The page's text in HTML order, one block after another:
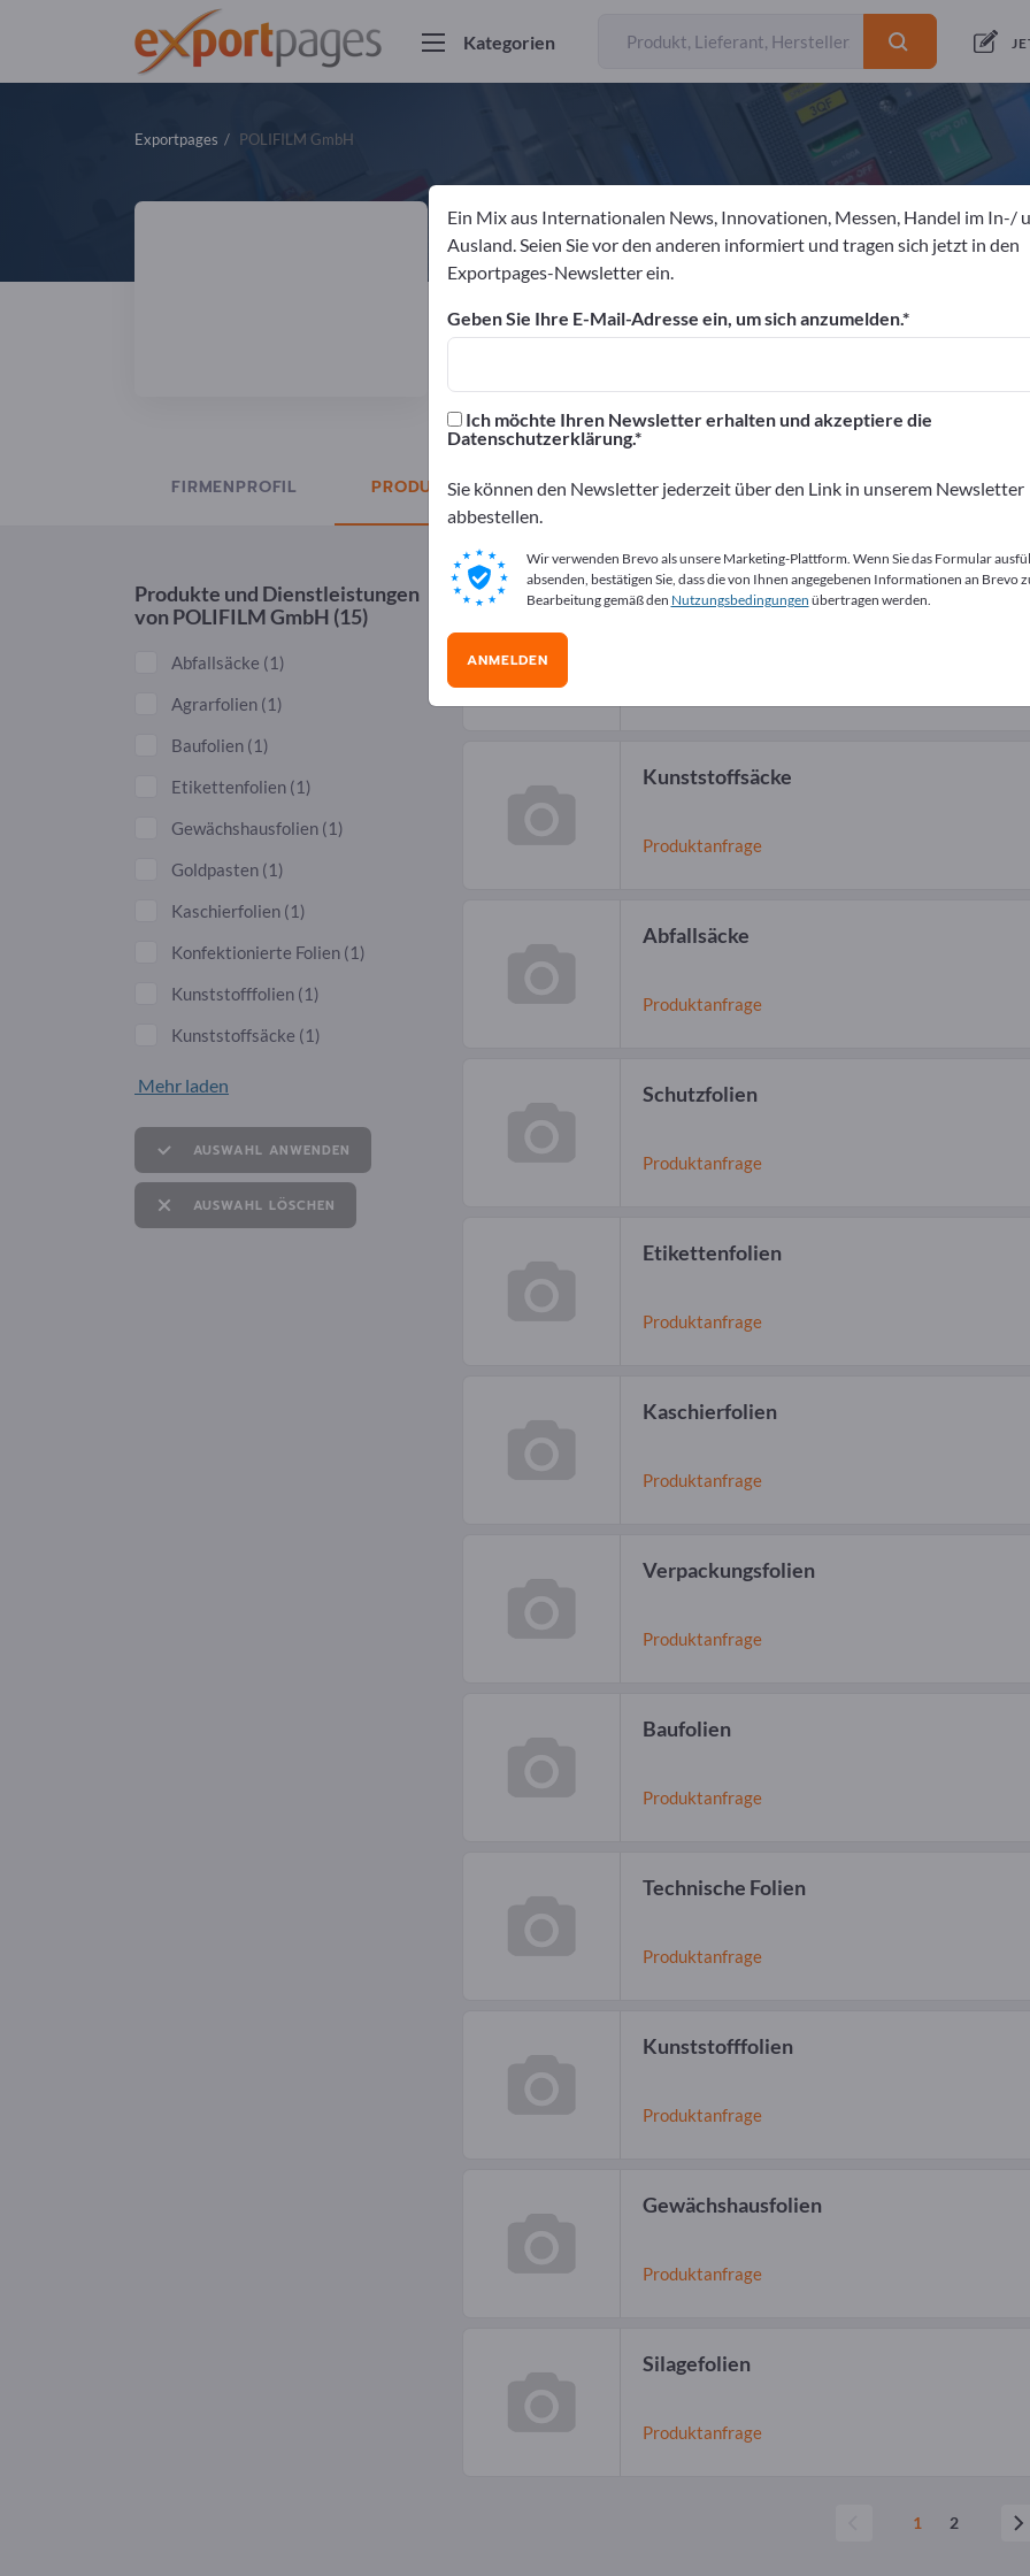
Kategorien
Exportpages POLIFILM GmbH
POLIFILM GmbH
Hersteller Deutschland Website Anfrage senden
FIRMENPROFIL PRODUKTE
Produkte und Dienstleistungen
von POLIFILM GmbH (15)
Abfallsäcke (1)
Agrarfolien (1)
Baufolien (1)
Etikettenfolien (1)
Gewächshausfolien (1)
Goldpasten (1)
Kaschierfolien (1)
Konfektionierte Folien (1)
Kunststofffolien (1)
Kunststoffsäcke (1)
Mehr laden
AUSWAHL ANWENDEN
AUSWAHL LÖSCHEN
Kunststoffsäcke
Produktanfrage
Abfallsäcke
Produktanfrage
Schutzfolien
Produktanfrage
Etikettenfolien
Produktanfrage
Kaschierfolien
Produktanfrage
Verpackungsfolien
Produktanfrage
Baufolien
Produktanfrage
Technische Folien
Produktanfrage
Kunststofffolien
Produktanfrage
Gewächshausfolien
Produktanfrage
Silagefolien
Produktanfrage
1 2
Ein Mix aus Internationalen News, Innovationen, Messen, Handel im In-/
Ausland. Seien Sie vor den anderen informiert und tragen sich jetzt in den
Exportpages-Newsletter ein.
Geben Sie Ihre E-Mail-Adresse ein, um sich anzumelden.
Ich möchte Ihren Newsletter erhalten und akzeptiere die
Datenschutzerklärung.
Sie können den Newsletter jederzeit über den Link in unserem Newsletter
abbestellen.
Wir verwenden Brevo als unsere Marketing-Plattform. Wenn Sie das Formular
absenden, bestätigen Sie, dass die von Ihnen angegebenen Informationen an Brevo
Bearbeitung gemäß den Nutzungsbedingungen übertragen werden.
ANMELDEN